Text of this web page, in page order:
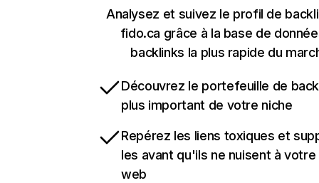
Analysez et suivez le profil de
fido.ca grâce à la base de
backlinks la plus rapide du
Découvrez le portefeuille de
plus important de votre niche
Repérez les liens toxiques et
les avant qu'ils ne nuisent à
web